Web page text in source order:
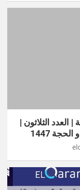
العدد الثلاثون |